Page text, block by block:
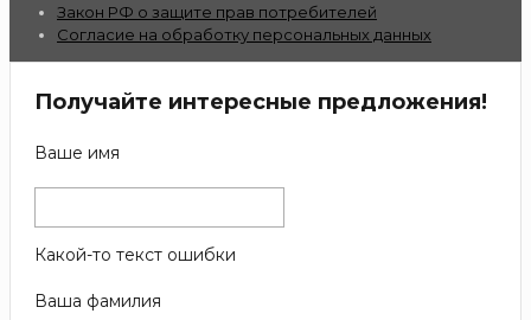
Закон РФ о защите прав потребителей
Согласие на обработку персональных данных
Получайте интересные предложения!
Ваше имя
Какой-то текст ошибки
Ваша фамилия